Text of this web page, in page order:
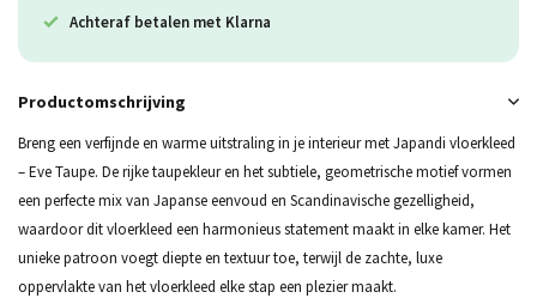
Achteraf betalen met Klarna
Productomschrijving
Breng een verfijnde en warme uitstraling in je interieur met Japandi vloerkleed
– Eve Taupe. De rijke taupekleur en het subtiele, geometrische motief vormen
een perfecte mix van Japanse eenvoud en Scandinavische gezelligheid,
waardoor dit vloerkleed een harmonieus statement maakt in elke kamer. Het
unieke patroon voegt diepte en textuur toe, terwijl de zachte, luxe
oppervlakte van het vloerkleed elke stap een plezier maakt.